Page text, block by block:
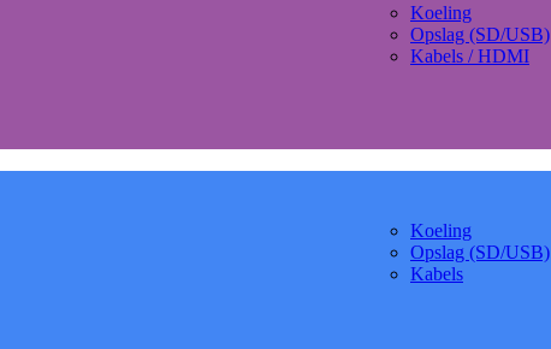
Koeling
Opslag (SD/USB)
Kabels / HDMI
Koeling
Opslag (SD/USB)
Kabels